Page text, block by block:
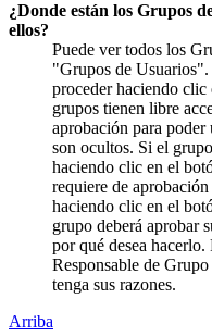
¿Donde están los Grupos
ellos?
Puede ver todos los
"Grupos de Usuarios".
proceder haciendo
grupos tienen libre
aprobación para poder
son ocultos. Si el
haciendo clic en el
requiere de
haciendo clic en el
grupo deberá aprobar
por qué desea
Responsable de
tenga sus razones.
Arriba